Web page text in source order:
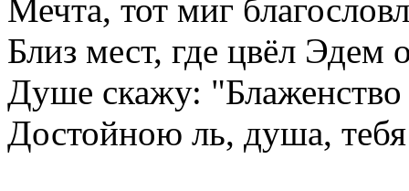
Мечта, тот миг
Близ мест, где цвёл Эдем
Душе скажу: "Блаженство
Достойною ль, душа,